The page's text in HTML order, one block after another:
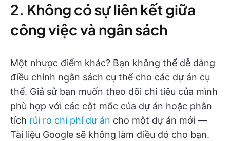
2. Không có sự liên kết giữa
công việc và ngân sách
Một nhược điểm khác? Bạn không thể dễ dàng
điều chỉnh ngân sách cụ thể cho các dự án cụ
thể. Giả sử bạn muốn theo dõi chi tiêu của mình
phù hợp với các cột mốc của dự án hoặc phân
tích rủi ro chi phí dự án cho một dự án mới —
Tài liệu Google sẽ không làm điều đó cho bạn.